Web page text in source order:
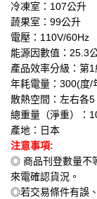
冷凍室：107公升
蔬果室：99公升
電壓：110V/60Hz
能源因數值：25.3
產品效率分級：第1
年耗電量：300(度/
散熱空間：左右各
總重量（淨重）：
產地：日本
注意事項:
◎ 商品刊登數量不
來電確認貨況。
◎若交易條件有誤